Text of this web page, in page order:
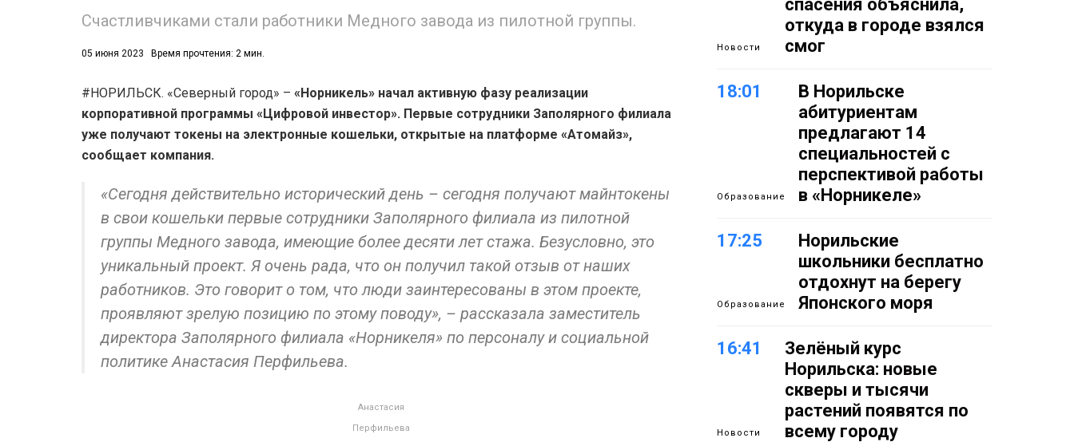
Счастливчиками стали работники Медного завода из пилотной группы.
05 июня 2023 Время прочтения: 2 мин.
#НОРИЛЬСК. «Северный город» – «Норникель» начал активную фазу реализации
корпоративной программы «Цифровой инвестор». Первые сотрудники Заполярного филиала
уже получают токены на электронные кошельки, открытые на платформе «Атомайз»,
сообщает компания.
«Сегодня действительно исторический день – сегодня получают майнтокены
в свои кошельки первые сотрудники Заполярного филиала из пилотной
группы Медного завода, имеющие более десяти лет стажа. Безусловно, это
уникальный проект. Я очень рада, что он получил такой отзыв от наших
работников. Это говорит о том, что люди заинтересованы в этом проекте,
проявляют зрелую позицию по этому поводу», – рассказала заместитель
директора Заполярного филиала «Норникеля» по персоналу и социальной
политике Анастасия Перфильева.
Анастасия
Перфильева
Новости
спасения объяснила,
откуда в городе взялся
смог
18:01
Образование
В Норильске
абитуриентам
предлагают 14
специальностей с
перспективой работы
в «Норникеле»
17:25
Образование
Норильские
школьники бесплатно
отдохнут на берегу
Японского моря
16:41
Новости
Зелёный курс
Норильска: новые
скверы и тысячи
растений появятся по
всему городу